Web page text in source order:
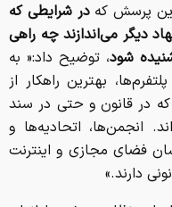
این پرسش کهدر شرایطی که
دیگر می‌اندازند چه راهی
شود، توضیح داد:« به
بهترین راهکار از
در قانون و حتی در سند
انجمن‌ها، اتحادیه‌ها و
فضای مجازی و اینترنت
دارند.»